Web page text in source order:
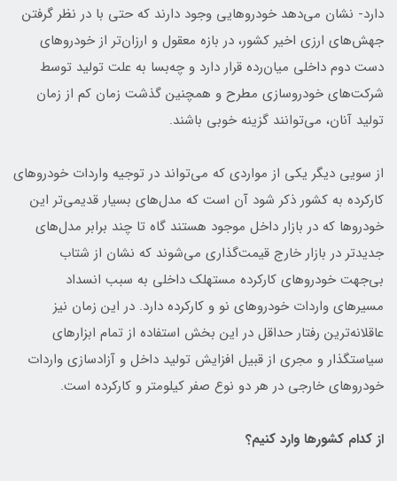
دارد- نشان می‌دهد خودروهایی وجود دارند که حتی با در نظر گرفتن
جهش‌های ارزی اخیر کشور، در بازه معقول و ارزان‌تر از خودروهای
دست دوم داخلی میان‌رده قرار دارد و چه‌بسا به علت تولید توسط
شرکت‌های خودروسازی مطرح و همچنین گذشت زمان کم از زمان
تولید آنان، می‌توانند گزینه خوبی باشند.
از سویی دیگر یکی از مواردی که می‌تواند در توجیه واردات خودروهای
کارکرده به کشور ذکر شود آن است که مدل‌های بسیار قدیمی‌تر این
خودروها که در بازار داخل موجود هستند گاه تا چند برابر مدل‌های
جدیدتر در بازار خارج قیمت‌گذاری می‌شوند که نشان از شتاب
بی‌جهت خودروهای کارکرده مستهلک داخلی به سبب انسداد
مسیرهای واردات خودروهای نو و کارکرده دارد. در این زمان نیز
عاقلانه‌ترین رفتار حداقل در این بخش استفاده از تمام ابزارهای
سیاستگذار و مجری از قبیل افزایش تولید داخل و آزادسازی واردات
خودروهای خارجی در هر دو نوع صفر کیلومتر و کارکرده است.
از کدام کشورها وارد کنیم؟